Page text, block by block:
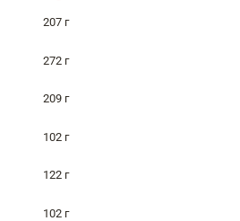
207 г
272 г
209 г
102 г
122 г
102 г